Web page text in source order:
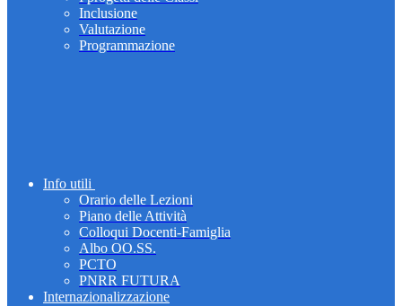
Inclusione
Valutazione
Programmazione
Info utili
Orario delle Lezioni
Piano delle Attività
Colloqui Docenti-Famiglia
Albo OO.SS.
PCTO
PNRR FUTURA
Internazionalizzazione